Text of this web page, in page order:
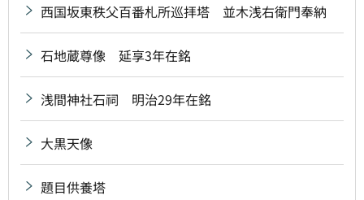
西国坂東秩父百番札所巡拝塔 並木浅右衛門奉納
石地蔵尊像 延享3年在銘
浅間神社石祠 明治29年在銘
大黒天像
題目供養塔